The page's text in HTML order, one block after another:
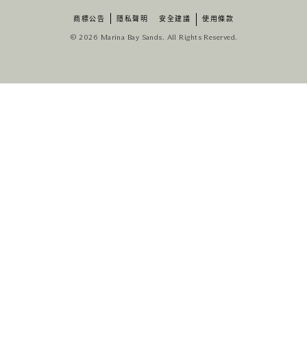
商標公告 隱私聲明 安全建議 使用條款
© 2026 Marina Bay Sands. All Rights Reserved.